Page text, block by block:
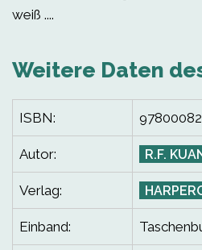
weiß ....
Weitere Daten
ISBN:
Autor: R.F.
Verlag:
Einband: